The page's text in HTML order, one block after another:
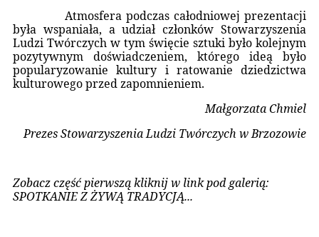
Atmosfera podczas całodniowej prezentacji
była wspaniała, a udział członków Stowarzyszenia
Ludzi Twórczych w tym święcie sztuki było kolejnym
pozytywnym doświadczeniem, którego ideą było
popularyzowanie kultury i ratowanie dziedzictwa
kulturowego przed zapomnieniem.
Małgorzata Chmiel
Prezes Stowarzyszenia Ludzi Twórczych w Brzozowie
Zobacz część pierwszą kliknij w link pod galerią:
SPOTKANIE Z ŻYWĄ TRADYCJĄ...